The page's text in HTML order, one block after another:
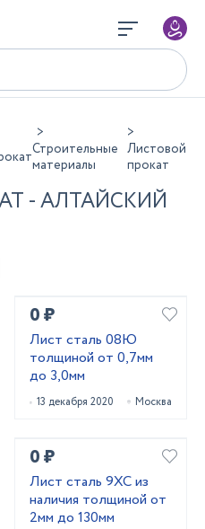
Строительные
материалы
Листовой
прокат
- АЛТАЙСКИЙ
0 ₽
Лист сталь 08Ю
толщиной от 0,7мм
до 3,0мм
13 декабря 2020 Москва
0 ₽
Лист сталь 9ХС из
наличия толщиной от
2мм до 130мм